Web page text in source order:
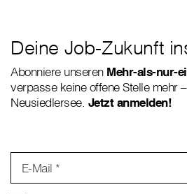
Deine Job-Zukunft
Abonniere unseren Mehr-als-nur-
verpasse keine offene Stelle mehr
Neusiedlersee. Jetzt anmelden!
E-Mail *